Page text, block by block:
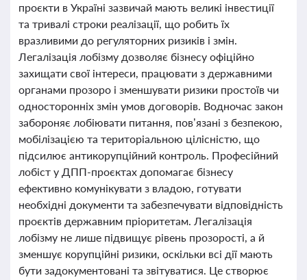
проєкти в Україні зазвичай мають великі інвестиції
та тривалі строки реалізації, що робить їх
вразливими до регуляторних ризиків і змін.
Легалізація лобізму дозволяє бізнесу офіційно
захищати свої інтереси, працювати з державними
органами прозоро і зменшувати ризики простоїв чи
односторонніх змін умов договорів. Водночас закон
забороняє лобіювати питання, пов’язані з безпекою,
мобілізацією та територіальною цілісністю, що
підсилює антикорупційний контроль. Професійний
лобіст у ДПП-проєктах допомагає бізнесу
ефективно комунікувати з владою, готувати
необхідні документи та забезпечувати відповідність
проєктів державним пріоритетам. Легалізація
лобізму не лише підвищує рівень прозорості, а й
зменшує корупційні ризики, оскільки всі дії мають
бути задокументовані та звітуватися. Це створює